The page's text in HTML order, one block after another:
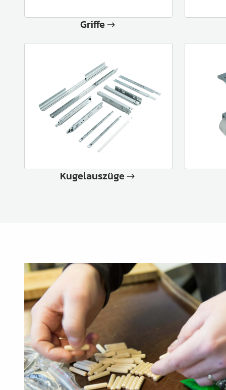
Griffe
Kugelauszüge